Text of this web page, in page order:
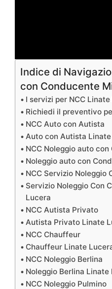
Indice di
con Conducente
I servizi per NCC
Richiedi il preventivo
NCC Auto con Autista
Auto con Autista
NCC Noleggio auto
Noleggio auto con
NCC Servizio Noleggio
Servizio Noleggio Con
Lucera
NCC Autista Privato
Autista Privato Linate
NCC Chauffeur
Chauffeur Linate
NCC Noleggio Berlina
Noleggio Berlina Linate
NCC Noleggio Pulmino